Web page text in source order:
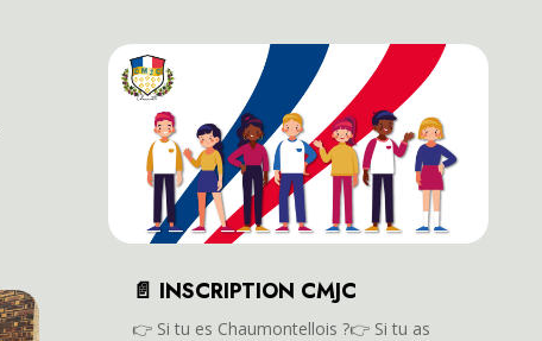
📄 INSCRIPTION CMJC
👉️ Si tu es Chaumontellois ?👉️ Si tu as